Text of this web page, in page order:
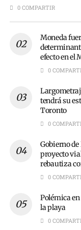
0 COMPARTIR
Moneda
efecto en el
0
tendrá su
Toronto
0
Gobierno
proyecto
rebautiza
0
Polémica
la playa
0